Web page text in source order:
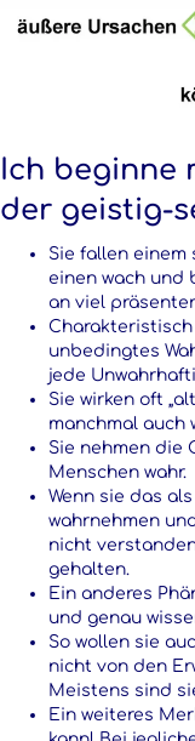
Ich beginne
der geistig-
Sie fallen einem
einen wach und
an viel
unbedingtes
jede
Sie wirken oft
manchmal auch
Sie nehmen die
Menschen wahr.
Wenn sie das
wahrnehmen
nicht
gehalten.
Ein anderes
und genau
So wollen sie
nicht von den
Meistens sind
Ein weiteres